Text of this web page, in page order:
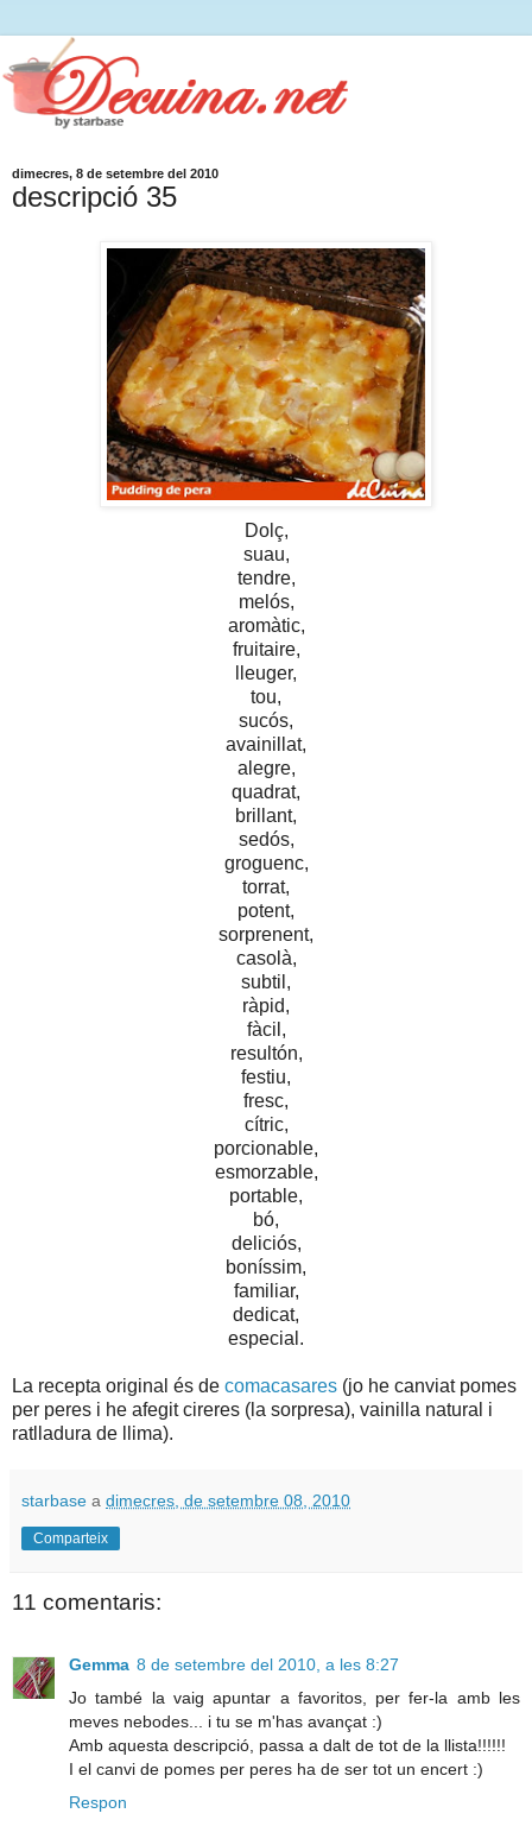
dimecres, 8 de setembre del 2010
descripció 35
Dolç,
suau,
tendre,
melós,
aromàtic,
fruitaire,
lleuger,
tou,
sucós,
avainillat,
alegre,
quadrat,
brillant,
sedós,
groguenc,
torrat,
potent,
sorprenent,
casolà,
subtil,
ràpid,
fàcil,
resultón,
festiu,
fresc,
cítric,
porcionable,
esmorzable,
portable,
bó,
deliciós,
boníssim,
familiar,
dedicat,
especial.
La recepta original és de comacasares (jo he canviat pomes
per peres i he afegit cireres (la sorpresa), vainilla natural i
ratlladura de llima).
starbase a dimecres, de setembre 08, 2010
Comparteix
11 comentaris:
Gemma 8 de setembre del 2010, a les 8:27
Jo també la vaig apuntar a favoritos, per fer-la amb les
meves nebodes... i tu se m'has avançat :)
Amb aquesta descripció, passa a dalt de tot de la llista!!!!!!
I el canvi de pomes per peres ha de ser tot un encert :)
Respon